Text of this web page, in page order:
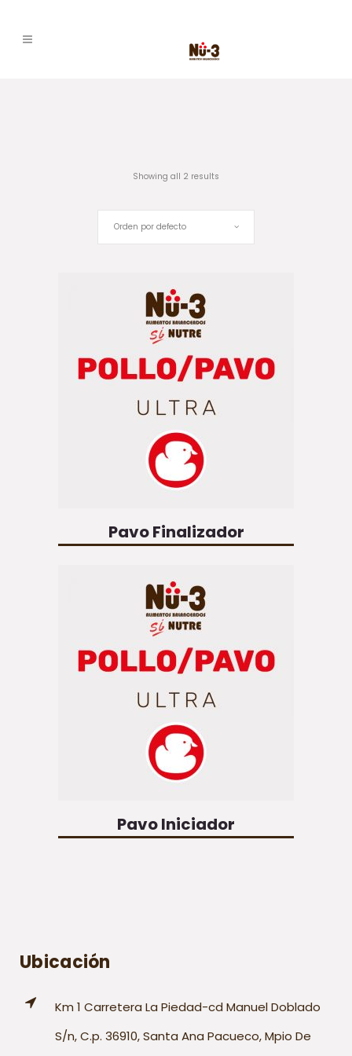
Showing all 2 results
Orden por defecto
Pavo Finalizador
Pavo Iniciador
Ubicación
Km 1 Carretera La Piedad-cd Manuel Doblado
S/n, C.p. 36910, Santa Ana Pacueco, Mpio De